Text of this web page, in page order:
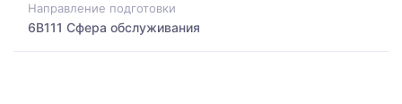
Направление подготовки
6B111 Сфера обслуживания